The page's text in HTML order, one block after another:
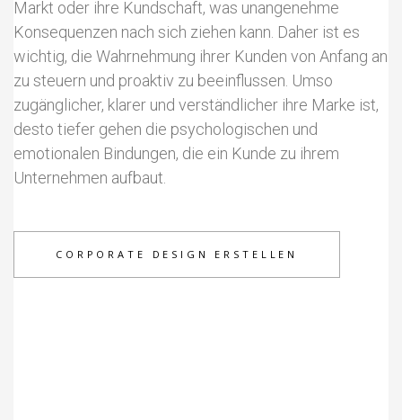
Markt oder ihre Kundschaft, was unangenehme
Konsequenzen nach sich ziehen kann. Daher ist es
wichtig, die Wahrnehmung ihrer Kunden von Anfang an
zu steuern und proaktiv zu beeinflussen. Umso
zugänglicher, klarer und verständlicher ihre Marke ist,
desto tiefer gehen die psychologischen und
emotionalen Bindungen, die ein Kunde zu ihrem
Unternehmen aufbaut.
CORPORATE DESIGN ERSTELLEN